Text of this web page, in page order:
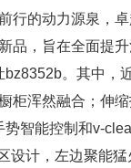
行的动力源泉，
品，旨在全面提
。其中，
柜浑然融合；伸
智能控制和v-
设计，左边聚能